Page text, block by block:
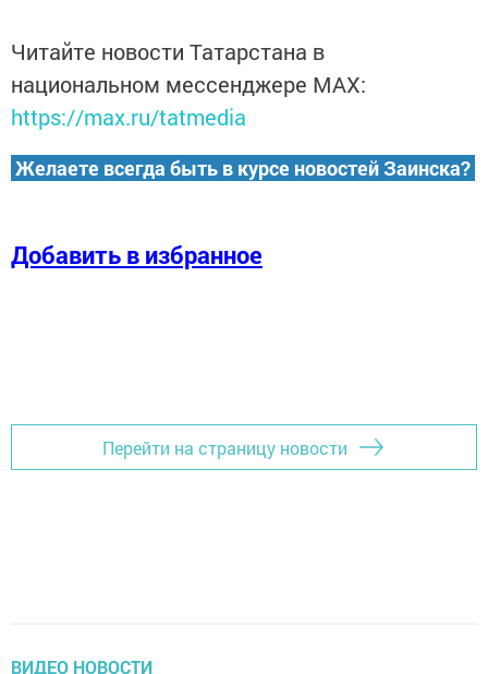
Читайте новости Татарстана в
национальном мессенджере MАХ:
https://max.ru/tatmedia
Желаете всегда быть в курсе новостей Заинска?
Добавить в избранное
Перейти на страницу новости
ВИДЕО НОВОСТИ